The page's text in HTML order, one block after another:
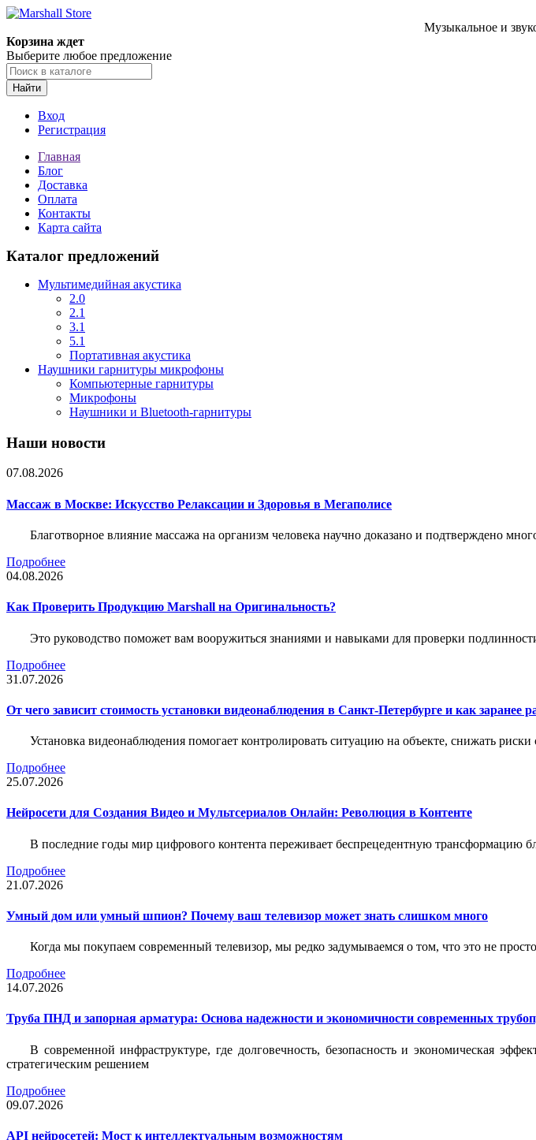
Музыкальное и
Корзина ждет
Выберите любое предложение
Найти
Вход
Регистрация
Главная
Блог
Доставка
Оплата
Контакты
Карта сайта
Каталог предложений
Мультимедийная акустика
2.0
2.1
3.1
5.1
Портативная акустика
Наушники гарнитуры микрофоны
Компьютерные гарнитуры
Микрофоны
Наушники и Bluetooth-гарнитуры
Наши новости
07.08.2026
Массаж в Москве: Искусство Релаксации и Здоровья в Мегаполисе
Благотворное влияние массажа на организм человека научно доказано и подтверждено
Подробнее
04.08.2026
Как Проверить Продукцию Marshall на Оригинальность?
Это руководство поможет вам вооружиться знаниями и навыками для проверки
Подробнее
31.07.2026
От чего зависит стоимость установки видеонаблюдения в Санкт-Петербурге и как заранее
Установка видеонаблюдения помогает контролировать ситуацию на объекте, снижать
Подробнее
25.07.2026
Нейросети для Создания Видео и Мультсериалов Онлайн: Революция в Контенте
В последние годы мир цифрового контента переживает беспрецедентную трансформацию
Подробнее
21.07.2026
Умный дом или умный шпион? Почему ваш телевизор может знать слишком много
Когда мы покупаем современный телевизор, мы редко задумываемся о том, что это не
Подробнее
14.07.2026
Труба ПНД и запорная арматура: Основа надежности и экономичности современных
В современной инфраструктуре, где долговечность, безопасность и экономическая
стратегическим решением
Подробнее
09.07.2026
API нейросетей: Мост к интеллектуальным возможностям